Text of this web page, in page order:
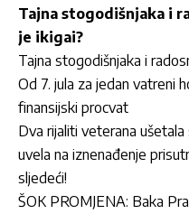
Tajna stogodišnjaka i
je ikigai?
Tajna stogodišnjaka i
Od 7. jula za jedan vatreni
finansijski procvat
Dva rijaliti veterana
uvela na iznenađenje
sljedeći!
ŠOK PROMJENA: Baka